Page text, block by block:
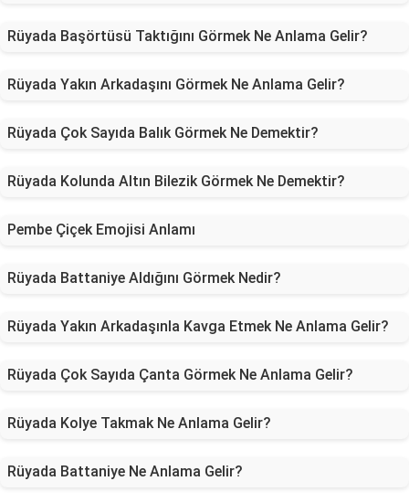
Rüyada Başörtüsü Taktığını Görmek Ne Anlama Gelir?
Rüyada Yakın Arkadaşını Görmek Ne Anlama Gelir?
Rüyada Çok Sayıda Balık Görmek Ne Demektir?
Rüyada Kolunda Altın Bilezik Görmek Ne Demektir?
Pembe Çiçek Emojisi Anlamı
Rüyada Battaniye Aldığını Görmek Nedir?
Rüyada Yakın Arkadaşınla Kavga Etmek Ne Anlama Gelir?
Rüyada Çok Sayıda Çanta Görmek Ne Anlama Gelir?
Rüyada Kolye Takmak Ne Anlama Gelir?
Rüyada Battaniye Ne Anlama Gelir?